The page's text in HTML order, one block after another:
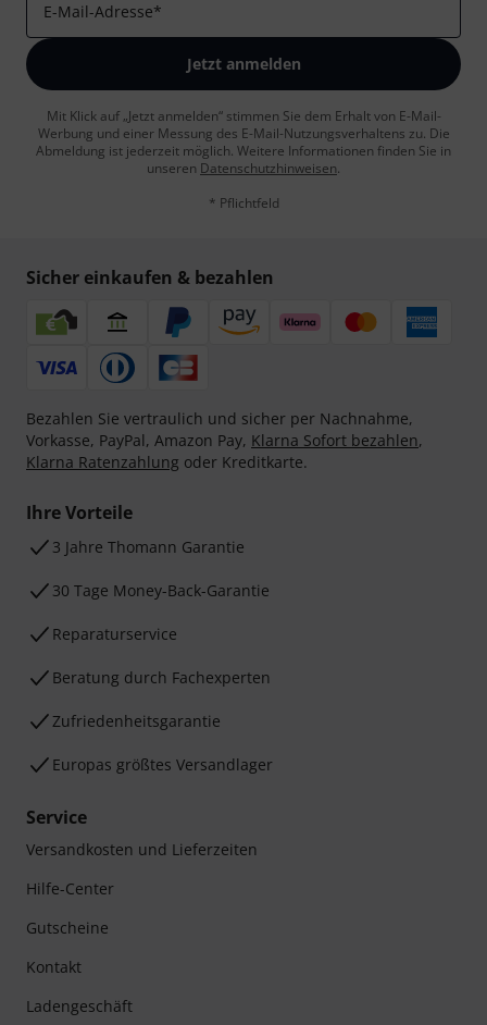
E-Mail-Adresse*
Jetzt anmelden
Mit Klick auf „Jetzt anmelden“ stimmen Sie dem Erhalt von E-Mail-
Werbung und einer Messung des E-Mail-Nutzungsverhaltens zu. Die
Abmeldung ist jederzeit möglich. Weitere Informationen finden Sie in
unseren Datenschutzhinweisen.
* Pflichtfeld
Sicher einkaufen & bezahlen
Bezahlen Sie vertraulich und sicher per Nachnahme,
Vorkasse, PayPal, Amazon Pay, Klarna Sofort bezahlen,
Klarna Ratenzahlung oder Kreditkarte.
Ihre Vorteile
3 Jahre Thomann Garantie
30 Tage Money-Back-Garantie
Reparaturservice
Beratung durch Fachexperten
Zufriedenheitsgarantie
Europas größtes Versandlager
Service
Versandkosten und Lieferzeiten
Hilfe-Center
Gutscheine
Kontakt
Ladengeschäft